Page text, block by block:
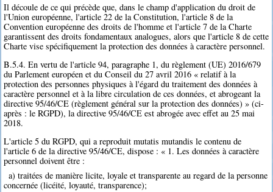
Il découle de ce qui précède que, dans le champ d'application du droit de
l'Union européenne, l'article 22 de la Constitution, l'article 8 de la
Convention européenne des droits de l'homme et l'article 7 de la Charte
garantissent des droits fondamentaux analogues, alors que l'article 8 de cette
Charte vise spécifiquement la protection des données à caractère personnel.
B.5.4. En vertu de l'article 94, paragraphe 1, du règlement (UE) 2016/679
du Parlement européen et du Conseil du 27 avril 2016 « relatif à la
protection des personnes physiques à l'égard du traitement des données à
caractère personnel et à la libre circulation de ces données, et abrogeant la
directive 95/46/CE (règlement général sur la protection des données) » (ci-
après : le RGPD), la directive 95/46/CE est abrogée avec effet au 25 mai
2018.
L'article 5 du RGPD, qui a reproduit mutatis mutandis le contenu de
l'article 6 de la directive 95/46/CE, dispose : « 1. Les données à caractère
personnel doivent être :
a) traitées de manière licite, loyale et transparente au regard de la personne
concernée (licéité, loyauté, transparence);